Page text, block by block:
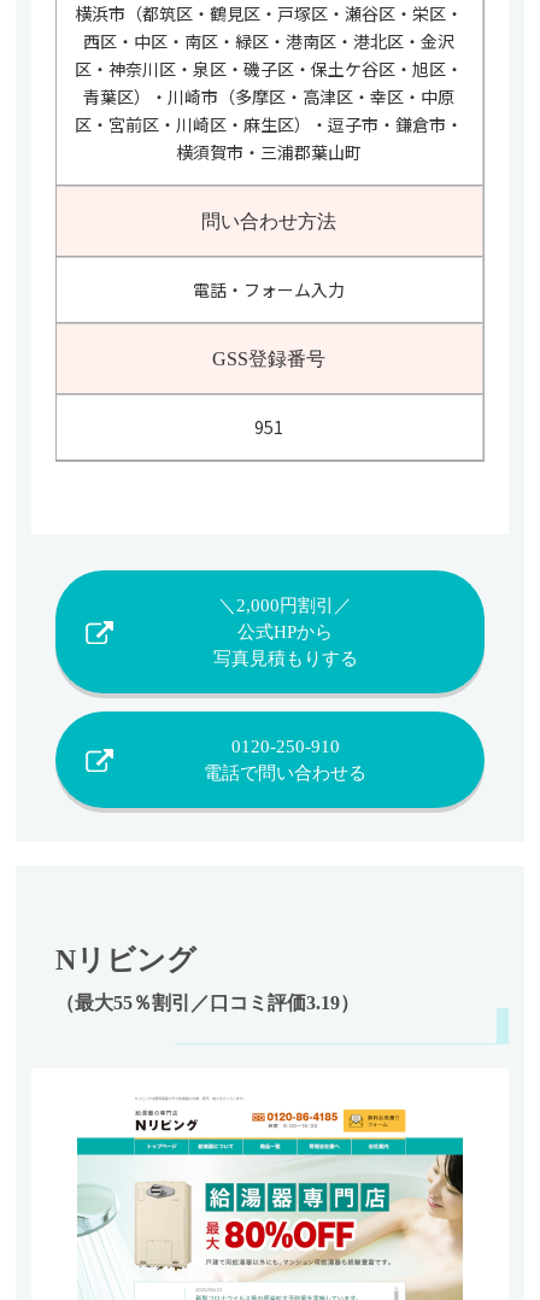
横浜市（都筑区・鶴見区・戸塚区・瀬谷区・栄区・
西区・中区・南区・緑区・港南区・港北区・金沢
区・神奈川区・泉区・磯子区・保土ケ谷区・旭区・
青葉区）・川崎市（多摩区・高津区・幸区・中原
区・宮前区・川崎区・麻生区）・逗子市・鎌倉市・
横須賀市・三浦郡葉山町
問い合わせ方法
電話・フォーム入力
GSS登録番号
951
＼2,000円割引／
公式HPから
写真見積もりする
0120-250-910
電話で問い合わせる
Nリビング
（最大55％割引／口コミ評価3.19）